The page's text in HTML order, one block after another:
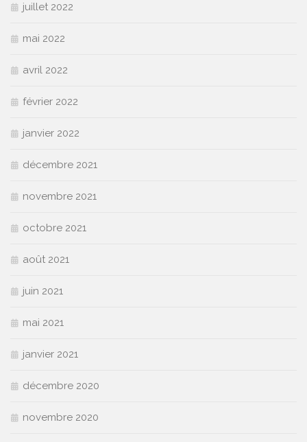
juillet 2022
mai 2022
avril 2022
février 2022
janvier 2022
décembre 2021
novembre 2021
octobre 2021
août 2021
juin 2021
mai 2021
janvier 2021
décembre 2020
novembre 2020